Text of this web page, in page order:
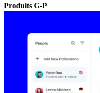
Produits G-P​​